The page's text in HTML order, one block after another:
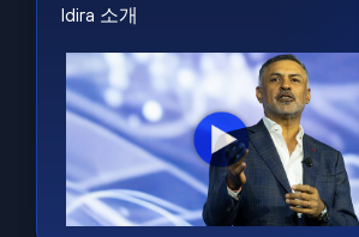
Idira 소개